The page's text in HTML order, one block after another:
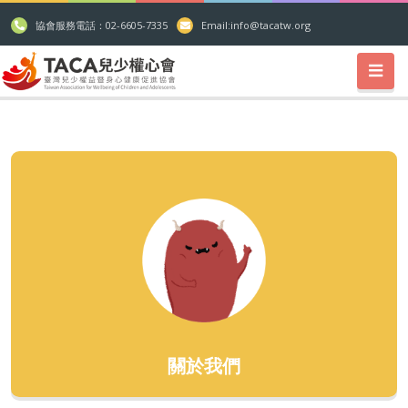
協會服務電話：02-6605-7335 Email:info@tacatw.org
關於我們